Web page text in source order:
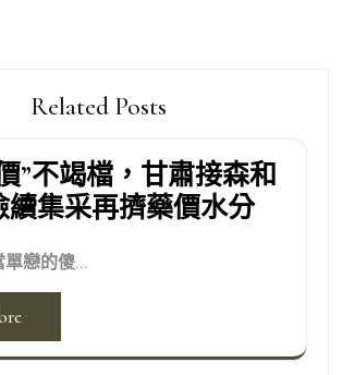
Related Posts
”不竭檔，甘肅接森和
續集采再擠藥價水分
戀的傻...